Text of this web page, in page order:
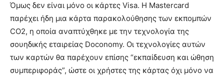
Όμως δεν είναι μόνο οι κάρτες Visa. Η Mastercard
παρέχει ήδη μια κάρτα παρακολούθησης των εκπομπών
CO2, η οποία αναπτύχθηκε με την τεχνολογία της
σουηδικής εταιρείας Doconomy. Οι τεχνολογίες αυτών
των καρτών θα παρέχουν επίσης “εκπαίδευση και ώθηση
συμπεριφοράς”, ώστε οι χρήστες της κάρτας όχι μόνο να